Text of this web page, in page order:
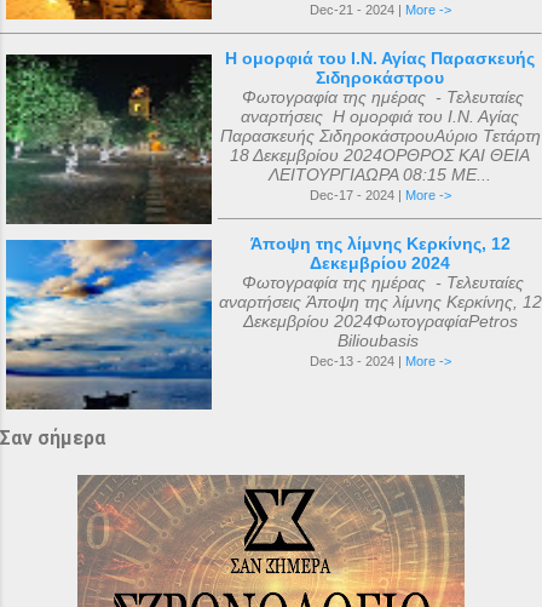
Dec-21 - 2024 | More ->
Η ομορφιά του Ι.Ν. Αγίας Παρασκευής
Σιδηροκάστρου
Φωτογραφία της ημέρας - Τελευταίες
αναρτήσεις Η ομορφιά του Ι.Ν. Αγίας
Παρασκευής ΣιδηροκάστρουΑύριο Τετάρτη
18 Δεκεμβρίου 2024ΟΡΘΡΟΣ ΚΑΙ ΘΕΙΑ
ΛΕΙΤΟΥΡΓΙΑΩΡΑ 08:15 ΜΕ...
Dec-17 - 2024 | More ->
Άποψη της λίμνης Κερκίνης, 12
Δεκεμβρίου 2024
Φωτογραφία της ημέρας - Τελευταίες
αναρτήσεις Άποψη της λίμνης Κερκίνης, 12
Δεκεμβρίου 2024ΦωτογραφίαPetros
Bilioubasis
Dec-13 - 2024 | More ->
Σαν σήμερα